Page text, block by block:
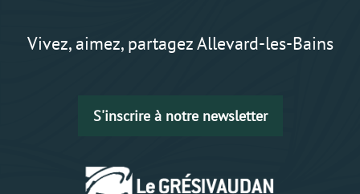
Vivez, aimez, partagez Allevard-les-Bains
S'inscrire à notre newsletter